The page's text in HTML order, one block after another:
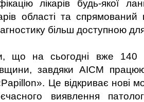
лікарів будь-якої
області та
більш доступною
що на сьогодні вже 140
завдяки АІСМ
Це відкриває нові
виявлення